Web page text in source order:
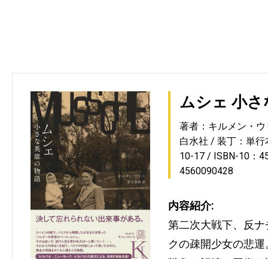
ムシェ 小
著者：キルメン・ウ
白水社
装丁：単行
10-17
ISBN-10：
4560090428
内容紹介:
第二次大戦下、反
クの疎開少女の悲